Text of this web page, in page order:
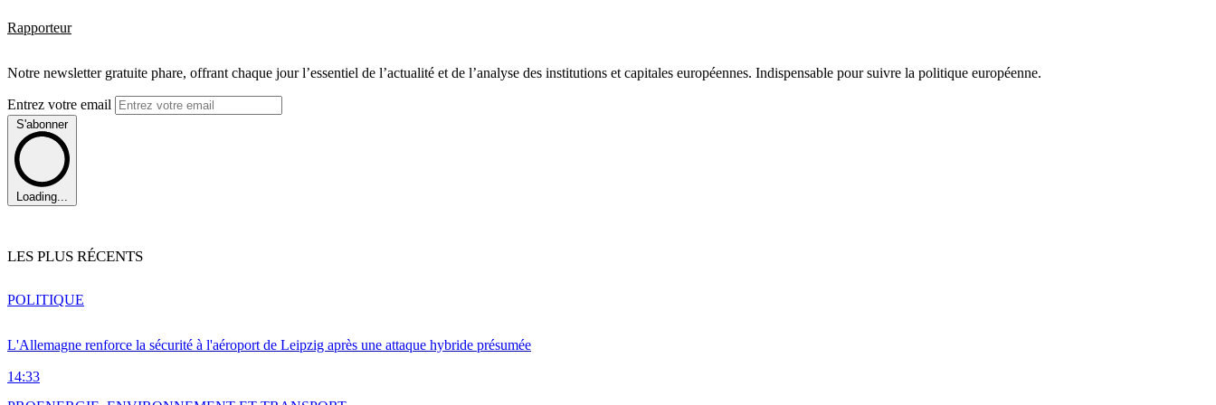
Rapporteur
Notre newsletter gratuite phare, offrant chaque jour l’essentiel de l’actualité et de l’analyse des institutions et capitales européennes. Indispensable pour suivre la politique européenne.
Entrez votre email
S'abonner
Loading...
LES PLUS RÉCENTS
L'Allemagne renforce la sécurité à l'aéroport de Leipzig après une attaque hybride présumée
14:33
POLITIQUE